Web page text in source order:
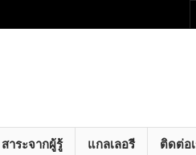
สาระจากผู้รู้ แกลเลอรี ติดต่อ